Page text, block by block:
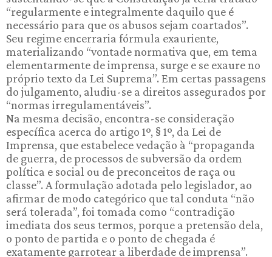
“regularmente e integralmente daquilo que é
necessário para que os abusos sejam coartados”.
Seu regime encerraria fórmula exauriente,
materializando “vontade normativa que, em tema
elementarmente de imprensa, surge e se exaure no
próprio texto da Lei Suprema”. Em certas passagens
do julgamento, aludiu-se a direitos assegurados por
“normas irregulamentáveis”.
Na mesma decisão, encontra-se consideração
específica acerca do artigo 1º, § 1º, da Lei de
Imprensa, que estabelece vedação à “propaganda
de guerra, de processos de subversão da ordem
política e social ou de preconceitos de raça ou
classe”. A formulação adotada pelo legislador, ao
afirmar de modo categórico que tal conduta “não
será tolerada”, foi tomada como “contradição
imediata dos seus termos, porque a pretensão dela,
o ponto de partida e o ponto de chegada é
exatamente garrotear a liberdade de imprensa”.